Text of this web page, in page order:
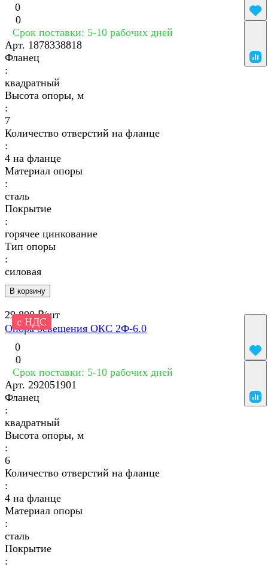
0
0
Срок поставки: 5-10 рабочих дней
Арт. 1878338818
В корзину
Фланец
:
квадратный
Высота опоры, м
:
7
Количество отверстий на фланце
:
4 на фланце
Материал опоры
:
сталь
Покрытие
:
горячее цинкование
Тип опоры
:
силовая
с НДС
29 800 ₽/шт
Опора освещения ОКС 2Ф-6.0
0
0
Срок поставки: 5-10 рабочих дней
Арт. 292051901
Фланец
:
квадратный
Высота опоры, м
:
6
Количество отверстий на фланце
:
4 на фланце
Материал опоры
:
сталь
Покрытие
: